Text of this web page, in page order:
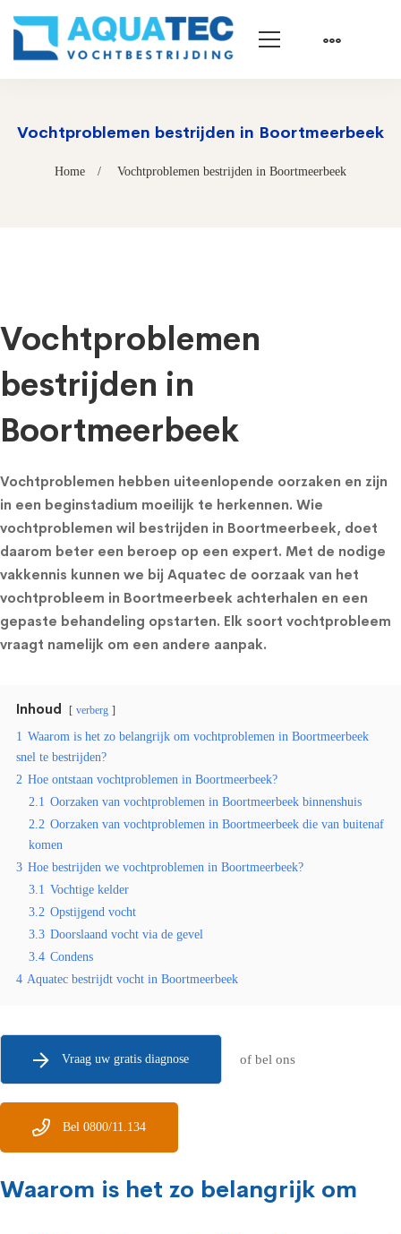
Vochtproblemen bestrijden in Boortmeerbeek
Home Vochtproblemen bestrijden in Boortmeerbeek
Vochtproblemen
bestrijden in
Boortmeerbeek
Vochtproblemen hebben uiteenlopende oorzaken en zijn
in een beginstadium moeilijk te herkennen. Wie
vochtproblemen wil bestrijden in Boortmeerbeek, doet
daarom beter een beroep op een expert. Met de nodige
vakkennis kunnen we bij Aquatec de oorzaak van het
vochtprobleem in Boortmeerbeek achterhalen en een
gepaste behandeling opstarten. Elk soort vochtprobleem
vraagt namelijk om een andere aanpak.
Inhoud verberg
1 Waarom is het zo belangrijk om vochtproblemen in Boortmeerbeek
snel te bestrijden?
2 Hoe ontstaan vochtproblemen in Boortmeerbeek?
2.1 Oorzaken van vochtproblemen in Boortmeerbeek binnenshuis
2.2 Oorzaken van vochtproblemen in Boortmeerbeek die van buitenaf
komen
3 Hoe bestrijden we vochtproblemen in Boortmeerbeek?
3.1 Vochtige kelder
3.2 Opstijgend vocht
3.3 Doorslaand vocht via de gevel
3.4 Condens
4 Aquatec bestrijdt vocht in Boortmeerbeek
Vraag uw gratis diagnose of bel ons
Bel 0800/11.134
Waarom is het zo belangrijk om